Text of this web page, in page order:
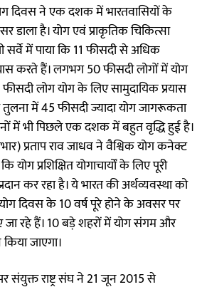
दिवस ने एक दशक में भारतवासियों के
डाला है। योग एवं प्राकृतिक चिकित्सा
में पाया कि 11 फीसदी से अधिक
करते हैं। लगभग 50 फीसदी लोगों में योग
लोग योग के लिए सामुदायिक प्रयास
में 45 फीसदी ज्यादा योग जागरूकता
में भी पिछले एक दशक में बहुत वृद्धि हुई है।
प्रताप राव जाधव ने वैश्विक योग कनेक्ट
योग प्रशिक्षित योगाचार्यों के लिए पूरी
कर रहा है। ये भारत की अर्थव्यवस्था को
योग दिवस के 10 वर्ष पूरे होने के अवसर पर
जा रहे हैं। 10 बड़े शहरों में योग संगम और
जाएगा।
संयुक्त राष्ट्र संघ ने 21 जून 2015 से